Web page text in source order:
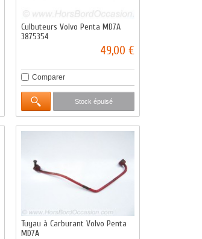
Culbuteurs Volvo Penta MD7A
3875354
49,00 €
Comparer
Stock épuisé
Tuyau à Carburant Volvo Penta
MD7A